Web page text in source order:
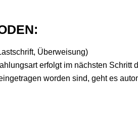
Überweisung)
erfolgt im nächsten Schritt
worden sind, geht es